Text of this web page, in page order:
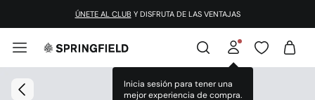
ÚNETE AL CLUB Y DISFRUTA DE LAS VENTAJAS
Inicia sesión para tener una
mejor experiencia de compra.